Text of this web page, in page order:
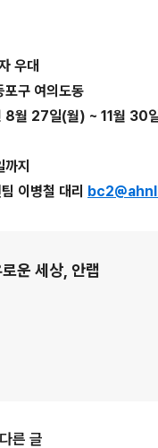
우대
포구 여의도동
월 27일(월) ~ 11월 30
지
이병철 대리
운 세상, 안랩
른 글